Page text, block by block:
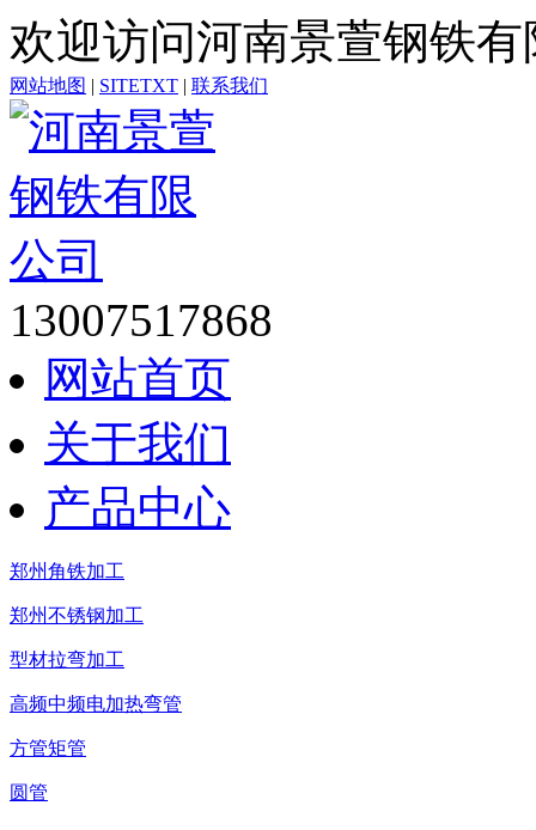
欢迎访问河南景萱钢铁有
网站地图 | SITETXT | 联系我们
13007517868
网站首页
关于我们
产品中心
郑州角铁加工
郑州不锈钢加工
型材拉弯加工
高频中频电加热弯管
方管矩管
圆管